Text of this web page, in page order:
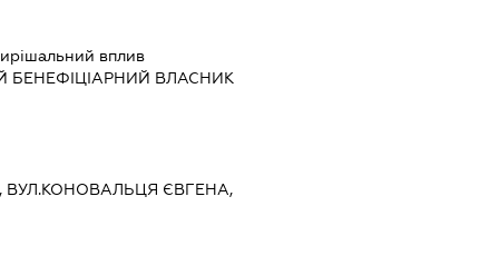
вплив
БЕНЕФІЦІАРНИЙ ВЛАСНИК
ВУЛ.КОНОВАЛЬЦЯ ЄВГЕНА,